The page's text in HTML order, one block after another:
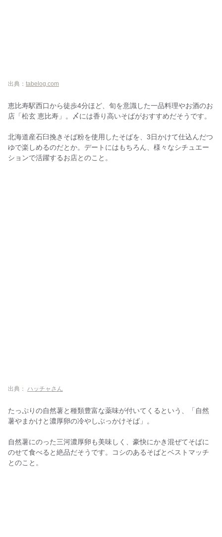
出典： tabelog.com
恵比寿駅西口から徒歩4分ほど、旬を意識した一品料理やお酒のお
店「松玄 恵比寿」。〆には香り高いそばがおすすめだそうです。
北海道産石臼挽きそば粉を使用したそばを、3日かけて仕込んだつ
ゆで楽しめるのだとか。デートにはもちろん、様々なシチュエー
ションで活躍するお店とのこと。
出典： ハッチャさん
たっぷりの自然薯と種類豊富な薬味が付いてくるという、「自然
薯やまかけと濃厚卵の冷やしぶっかけそば」。
自然薯にのった三河濃厚卵も美味しく、豪快にかき混ぜてそばに
のせて食べると絶品だそうです。コシのあるそばとベストマッチ
とのこと。